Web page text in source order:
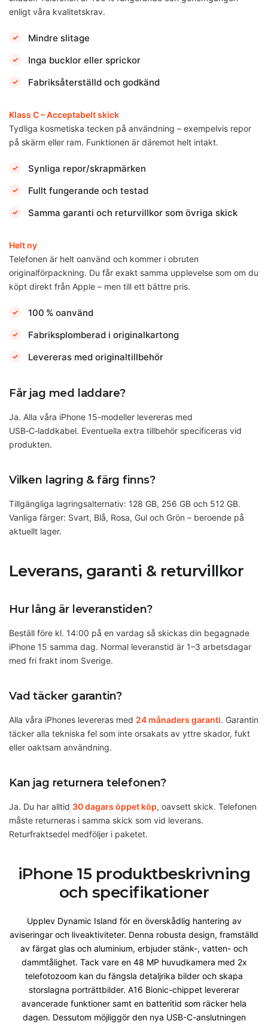
enligt våra kvalitetskrav.
Mindre slitage
Inga bucklor eller sprickor
Fabriksåterställd och godkänd
Klass C – Acceptabelt skick
Tydliga kosmetiska tecken på användning – exempelvis repor
på skärm eller ram. Funktionen är däremot helt intakt.
Synliga repor/skrapmärken
Fullt fungerande och testad
Samma garanti och returvillkor som övriga skick
Helt ny
Telefonen är helt oanvänd och kommer i obruten
originalförpackning. Du får exakt samma upplevelse som om du
köpt direkt från Apple – men till ett bättre pris.
100 % oanvänd
Fabriksplomberad i originalkartong
Levereras med originaltillbehör
Får jag med laddare?
Ja. Alla våra iPhone 15-modeller levereras med
USB‑C‑laddkabel. Eventuella extra tillbehör specificeras vid
produkten.
Vilken lagring & färg finns?
Tillgängliga lagringsalternativ: 128 GB, 256 GB och 512 GB.
Vanliga färger: Svart, Blå, Rosa, Gul och Grön – beroende på
aktuellt lager.
Leverans, garanti & returvillkor
Hur lång är leveranstiden?
Beställ före kl. 14:00 på en vardag så skickas din begagnade
iPhone 15 samma dag. Normal leveranstid är 1–3 arbetsdagar
med fri frakt inom Sverige.
Vad täcker garantin?
Alla våra iPhones levereras med 24 månaders garanti. Garantin
täcker alla tekniska fel som inte orsakats av yttre skador, fukt
eller oaktsam användning.
Kan jag returnera telefonen?
Ja. Du har alltid 30 dagars öppet köp, oavsett skick. Telefonen
måste returneras i samma skick som vid leverans.
Returfraktsedel medföljer i paketet.
iPhone 15 produktbeskrivning
och specifikationer
Upplev Dynamic Island för en överskådlig hantering av
aviseringar och liveaktiviteter. Denna robusta design, framställd
av färgat glas och aluminium, erbjuder stänk-, vatten- och
dammtålighet. Tack vare en 48 MP huvudkamera med 2x
telefotozoom kan du fängsla detaljrika bilder och skapa
storslagna porträttbilder. A16 Bionic-chippet levererar
avancerade funktioner samt en batteritid som räcker hela
dagen. Dessutom möjliggör den nya USB-C-anslutningen